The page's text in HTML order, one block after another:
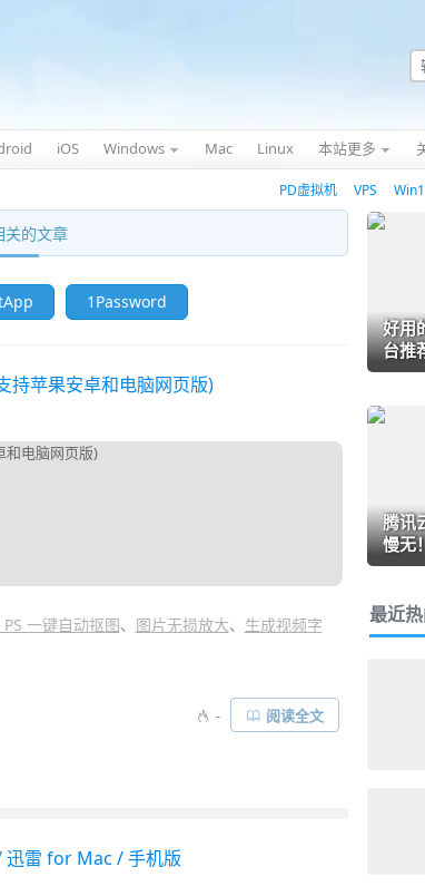
iOS Windows Mac Linux 本站更多
PD虚拟机 VPS
关的文章
1Password
持苹果安卓和电脑网页版)
PS 一键自动抠图、 图片无损放大、 生成视频字
”。它能帮助你方便地将会议记
。就像各种
应用一样，能极大
- 阅读全文
迅雷 for Mac / 手机版
好用
台推
腾讯
慢无
最近热